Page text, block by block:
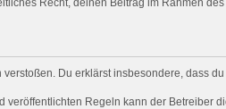
Recht, deinen Beitrag im Rahmen
Du erklärst insbesondere, dass
Regeln kann der Betreiber